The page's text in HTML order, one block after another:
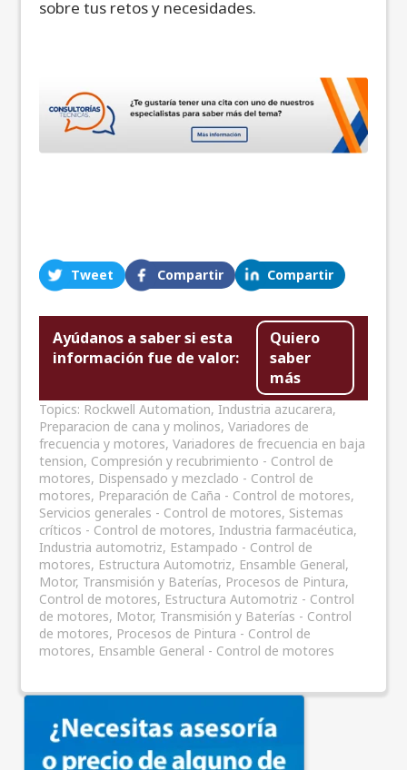
sobre tus retos y necesidades.
Tweet Compartir Compartir
Ayúdanos a saber si esta
información fue de valor:
Quiero
saber
más
Topics: Rockwell Automation,Industria azucarera,
Preparacion de cana y molinos,Variadores de
frecuencia y motores,Variadores de frecuencia en baja
tension, Compresión y recubrimiento - Control de
motores, Dispensado y mezclado - Control de
motores, Preparación de Caña - Control de motores,
Servicios generales - Control de motores, Sistemas
críticos - Control de motores,Industria farmacéutica,
Industria automotriz, Estampado - Control de
motores, Estructura Automotriz, Ensamble General,
Motor, Transmisión y Baterías, Procesos de Pintura,
Control de motores, Estructura Automotriz - Control
de motores, Motor, Transmisión y Baterías - Control
de motores, Procesos de Pintura - Control de
motores, Ensamble General - Control de motores